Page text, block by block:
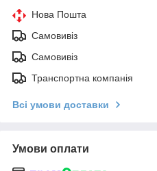
Нова Пошта
Самовивіз
Самовивіз
Транспортна компанія
Всі умови доставки
Умови оплати